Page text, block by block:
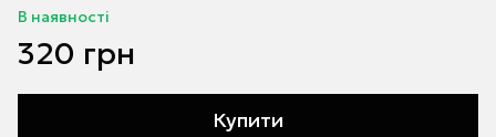
В наявності
320 грн
Купити